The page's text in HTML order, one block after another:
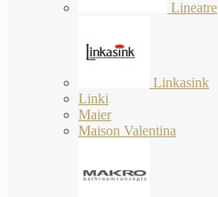
Lineatre
Linkasink
Linki
Maier
Maison Valentina